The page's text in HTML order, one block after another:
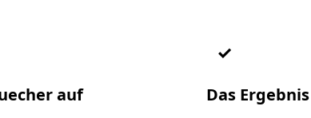
auf
✓
Das